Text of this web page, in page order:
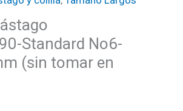
Standard No6-
(sin tomar en